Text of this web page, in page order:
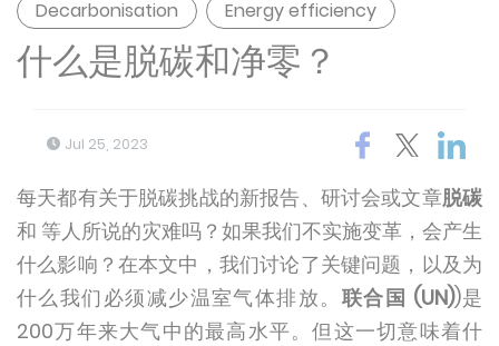
Decarbonisation Energy efficiency
什么是脱碳和净零？
Jul 25, 2023
每天都有关于脱碳挑战的新报告、研讨会或文章脱碳
和 等人所说的灾难吗？如果我们不实施变革，会产生
什么影响？在本文中，我们讨论了关键问题，以及为
什么我们必须减少温室气体排放。 联合国 (UN))是
200万年来大气中的最高水平。但这一切意味着什